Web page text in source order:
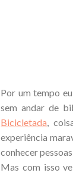
Por um tempo
sem andar de
Bicicletada,
experiência
conhecer
Mas com isso